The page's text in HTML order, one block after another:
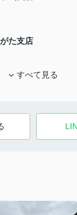
た支店
すべて見る